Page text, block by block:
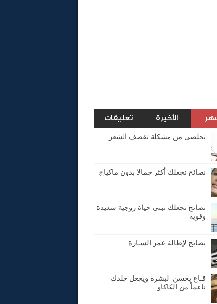
الأخيرة تعليقات
تخلصى من مشكلة تقصف الشعر
نصائح تجعلك أكثر جمالا بدون ماكياج
نصائج تجعلك تبنى حياة زوجية سعيدة
وقوية
نصائح لإطالة عمر السيارة
قناع يحسن البشرة ويجعل جلدك
ناعماً من الكاكاو